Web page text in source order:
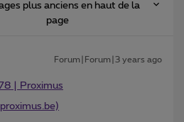
plus anciens en haut de la
page
Forum|Forum|3 years ago
| Proximus